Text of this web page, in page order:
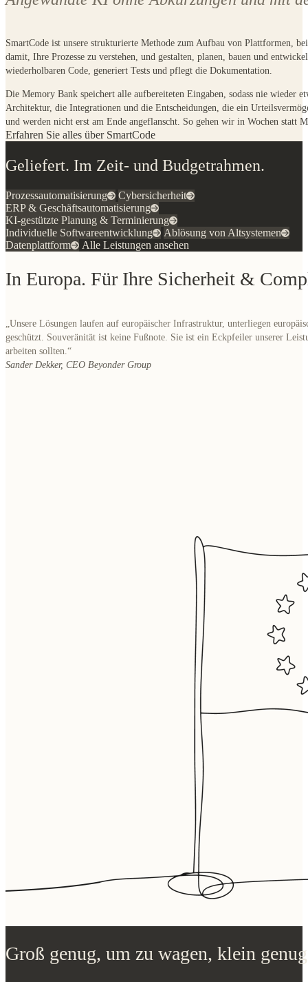
SmartCode ist unsere strukturierte Methode zum Aufbau von Plattformen,
DieMemory Bankspeichert alle aufbereiteten Eingaben, sodass nie wieder
Architektur, die Integrationen und die Entscheidungen, die ein
Erfahren Sie alles über SmartCode
Geliefert. Im Zeit- und Budgetrahmen.
Prozessautomatisierung
Cybersicherheit
ERP & Geschäftsautomatisierung
Individuelle Softwareentwicklung
Ablösung von Altsystemen
Datenplattform
Alle Leistungen ansehen
In Europa. Für Ihre Sicherheit &
„Unsere Lösungen laufen auf europäischer Infrastruktur, unterliegen
Sander Dekker, CEO Beyonder Group
Das ist es, was unseren Kunden nach eigener Aussage am wichtigsten ist: